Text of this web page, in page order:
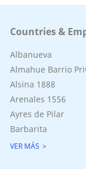
Countries &
Albanueva
Almahue Barrio
Alsina 1888
Arenales 1556
Ayres de Pilar
Barbarita
VER MÁS